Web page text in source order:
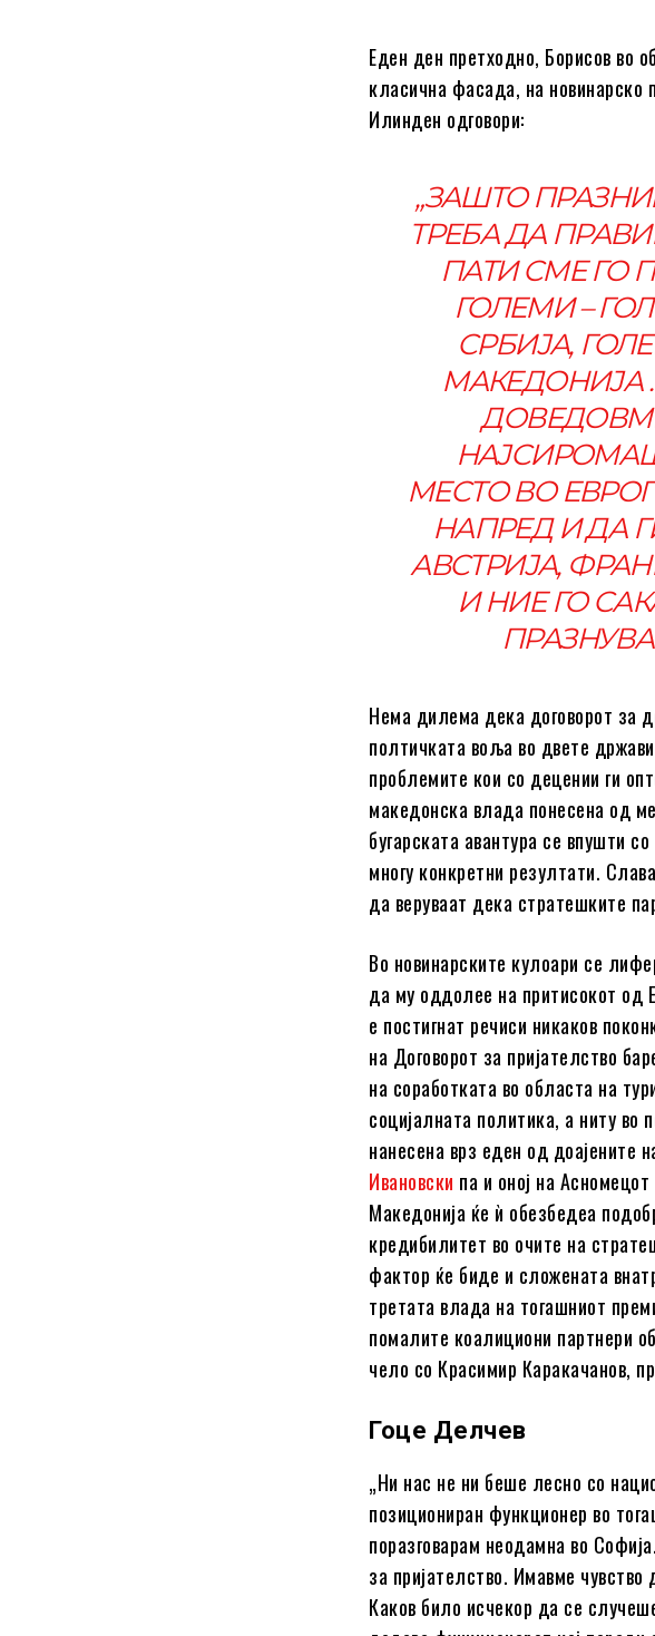
Еден ден претходно, Борисов во
класична фасада, на
Илинден одговори:
„ЗАШТО
ТРЕБА ДА
ПАТИ СМЕ ГО
ГОЛЕМИ –
СРБИЈА,
МАКЕДОНИЈА
МЕСТО ВО
НАПРЕД И ДА
АВСТРИЈА,
И НИЕ ГО
Нема дилема дека договорот за
полтичката воља во двете
проблемите кои со децении ги
македонска влада понесена од
бугарската авантура се впушти
многу конкретни резултати.
да веруваат дека стратешките
Во новинарските кулоари се
да му оддолее на притисокот од
е постигнат речиси никаков
на Договорот за пријателство
на соработката во областа на
социјалната политика, а ниту во
нанесена врз еден од доајените
Ивановски па и оној на
Македонија ќе ѝ обезбедеа
кредибилитет во очите на
фактор ќе биде и сложената
третата влада на тогашниот
помалите коалициони партнери
чело со Красимир Каракачанов,
Гоце Делчев
„Ни нас не ни беше лесно со
позициониран функционер во
поразговарам неодамна во
за пријателство. Имавме
Каков било исчекор да се